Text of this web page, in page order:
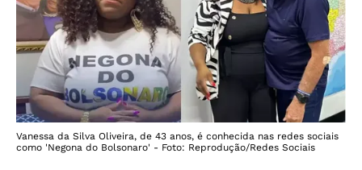
Vanessa da Silva Oliveira, de 43 anos, é conhecida nas redes sociais
como 'Negona do Bolsonaro' - Foto: Reprodução/Redes Sociais